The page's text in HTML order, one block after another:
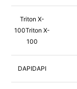
Triton X-
100Triton X-
100
DAPIDAPI